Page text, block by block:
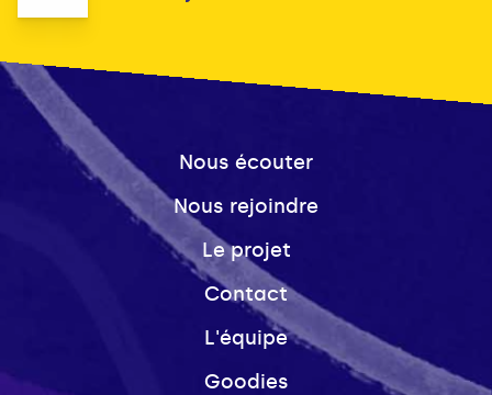
Nous écouter
Nous rejoindre
Le projet
Contact
L'équipe
Goodies